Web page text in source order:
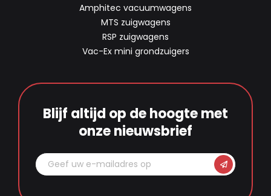
Amphitec vacuumwagens
MTS zuigwagens
RSP zuigwagens
Vac-Ex mini grondzuigers
Blijf altijd op de hoogte met
onze nieuwsbrief